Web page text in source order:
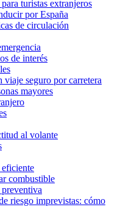
turistas extranjeros
por España
de circulación
de interés
seguro por carretera
mayores
al volante
combustible
riesgo imprevistas: cómo